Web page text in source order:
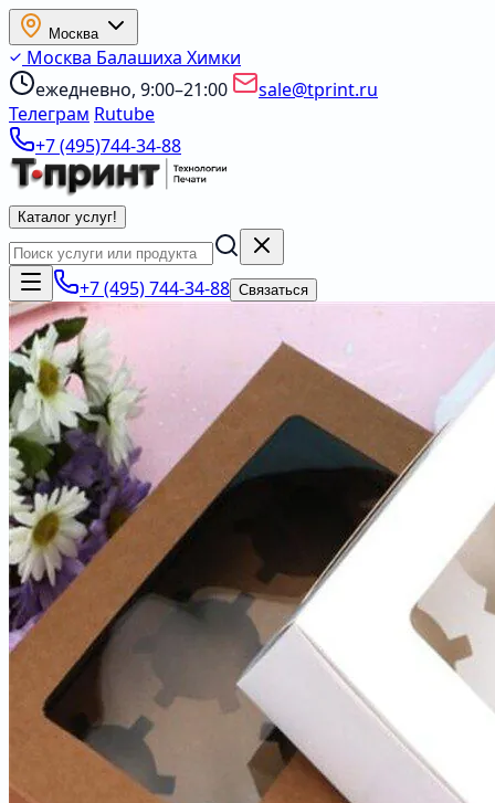
Москва
Москва Балашиха Химки
ежедневно, 9:00–21:00
sale@tprint.ru
Телеграм Rutube
+7 (495)744-34-88
Каталог услуг!
+7 (495) 744-34-88 Связаться